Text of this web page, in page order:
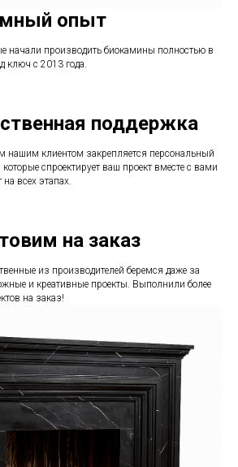
опыт
начали производить биокамины полностью в
ключ с 2013 года.
поддержка
нашим клиентом закрепляется персональный
спроектирует ваш проект вместе с вами
всех этапах.
на заказ
из производителей беремся даже за
и креативные проекты. Выполнили более
на заказ!